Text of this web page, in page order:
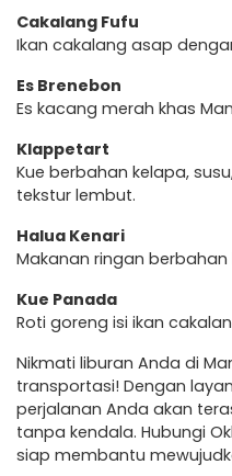
Cakalang Fufu
Ikan cakalang asap
Es Brenebon
Es kacang merah khas
Klappetart
Kue berbahan kelapa,
tekstur lembut.
Halua Kenari
Makanan ringan
Kue Panada
Roti goreng isi ikan
Nikmati liburan Anda di
transportasi! Dengan
perjalanan Anda akan
tanpa kendala. Hubungi
siap membantu